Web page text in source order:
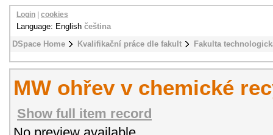
DSpace Home Kvalifikační práce dle fakult Fakulta
Login cookies
Language: English čeština
MW ohřev v chemické
Show full item record